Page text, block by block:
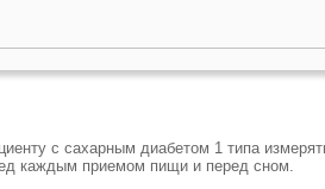
с сахарным диабетом 1 типа
каждым приемом пищи и перед сном.